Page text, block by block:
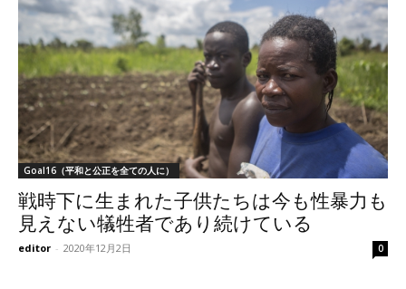
Goal16（平和と公正を全ての人に）
戦時下に生まれた子供たちは今も性暴力も
見えない犠牲者であり続けている
editor - 2020年12月2日 0